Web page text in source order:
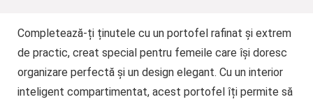
Completează-ți ținutele cu un portofel rafinat și extrem
de practic, creat special pentru femeile care își doresc
organizare perfectă și un design elegant. Cu un interior
inteligent compartimentat, acest portofel îți permite să